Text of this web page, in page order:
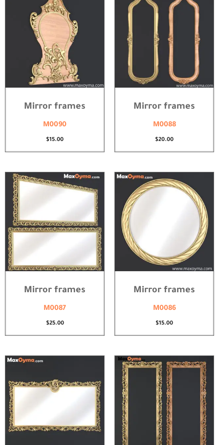
Mirror frames
M0090
$15.00
Mirror frames
M0088
$20.00
Mirror frames
M0087
$25.00
Mirror frames
M0086
$15.00